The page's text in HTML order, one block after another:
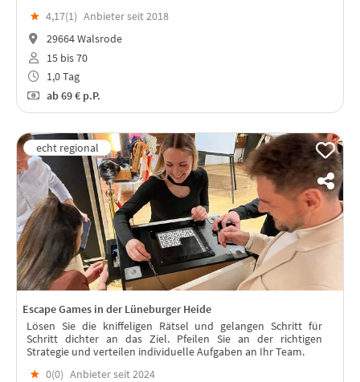
wie z.B. Winter-Geocach!
★ 4,17(1) Anbieter seit 2018
29664 Walsrode
15 bis 70
1,0 Tag
ab69 € p.P.
Escape Games in der Lüneburger Heide
Lösen Sie die kniffeligen Rätsel und gelangen Schritt für
Schritt dichter an das Ziel. Pfeilen Sie an der richtigen
Strategie und verteilen individuelle Aufgaben an Ihr Team.
★ 0(0) Anbieter seit 2024